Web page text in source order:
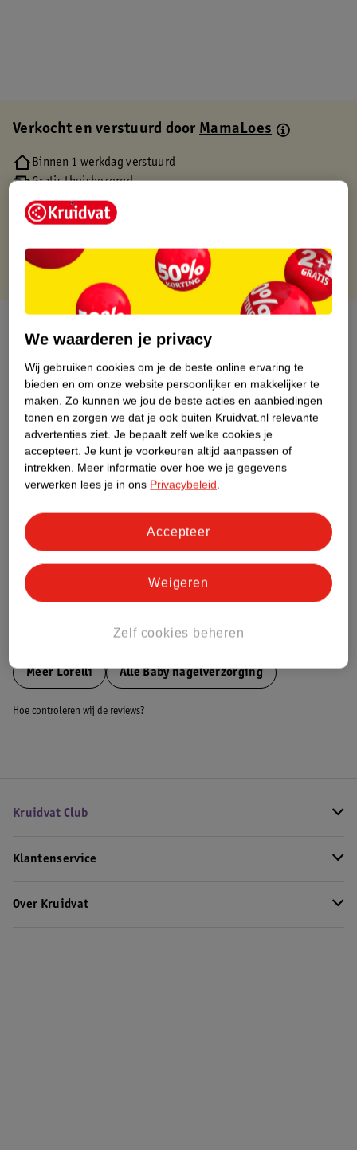
Verkocht en verstuurd doorMamaLoes
Binnen 1 werkdag verstuurd
Gratis thuisbezorgd
Gratis retourneren via verkooppartner.
Gratis punten met je Kruidvat kaart
Productinformatie
Etiketinformatie
Nature Impact Score
Dit product heeft (nog) geen Nature
Meer informatie
Bestel & Bezorginformatie
MeerLorelli Alle Baby nagelverzorging
Hoe controleren wij de reviews?
Kruidvat Club
Klantenservice
Over Kruidvat
We waarderen je privacy
Wij gebruiken cookies om je de beste online ervaring te
bieden en om onze website persoonlijker en makkelijker te
maken. Zo kunnen we jou de beste acties en aanbiedingen
tonen en zorgen we dat je ook buiten Kruidvat.nl relevante
advertenties ziet. Je bepaalt zelf welke cookies je
accepteert. Je kunt je voorkeuren altijd aanpassen of
intrekken. Meer informatie over hoe we je gegevens
verwerken lees je in ons Privacybeleid.
Zelf cookies beheren
Weigeren
Accepteer